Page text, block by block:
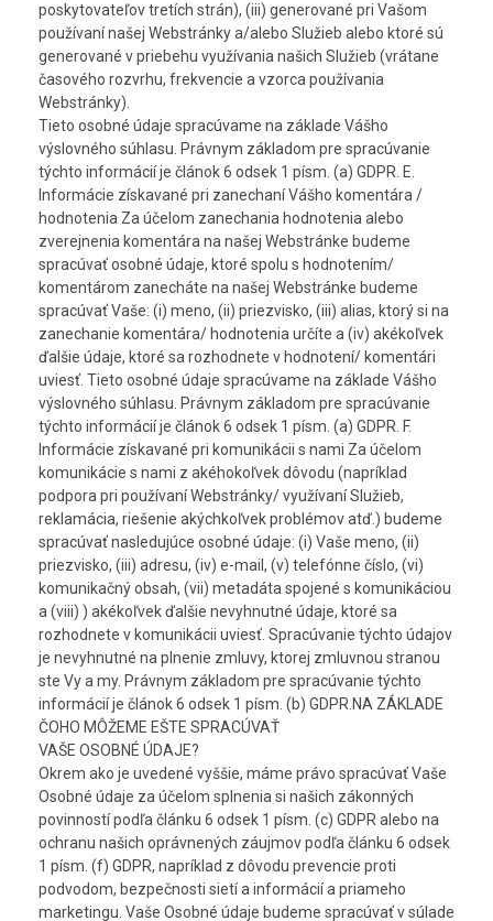
poskytovateľov tretích strán), (iii) generované pri Vašom
používaní našej Webstránky a/alebo Služieb alebo ktoré sú
generované v priebehu využívania našich Služieb (vrátane
časového rozvrhu, frekvencie a vzorca používania
Webstránky).
Tieto osobné údaje spracúvame na základe Vášho
výslovného súhlasu. Právnym základom pre spracúvanie
týchto informácií je článok 6 odsek 1 písm. (a) GDPR. E.
Informácie získavané pri zanechaní Vášho komentára /
hodnotenia Za účelom zanechania hodnotenia alebo
zverejnenia komentára na našej Webstránke budeme
spracúvať osobné údaje, ktoré spolu s hodnotením/
komentárom zanecháte na našej Webstránke budeme
spracúvať Vaše: (i) meno, (ii) priezvisko, (iii) alias, ktorý si na
zanechanie komentára/ hodnotenia určíte a (iv) akékoľvek
ďalšie údaje, ktoré sa rozhodnete v hodnotení/ komentári
uviesť. Tieto osobné údaje spracúvame na základe Vášho
výslovného súhlasu. Právnym základom pre spracúvanie
týchto informácií je článok 6 odsek 1 písm. (a) GDPR. F.
Informácie získavané pri komunikácii s nami Za účelom
komunikácie s nami z akéhokoľvek dôvodu (napríklad
podpora pri používaní Webstránky/ využívaní Služieb,
reklamácia, riešenie akýchkoľvek problémov atď.) budeme
spracúvať nasledujúce osobné údaje: (i) Vaše meno, (ii)
priezvisko, (iii) adresu, (iv) e-mail, (v) telefónne číslo, (vi)
komunikačný obsah, (vii) metadáta spojené s komunikáciou
a (viii) ) akékoľvek ďalšie nevyhnutné údaje, ktoré sa
rozhodnete v komunikácii uviesť. Spracúvanie týchto údajov
je nevyhnutné na plnenie zmluvy, ktorej zmluvnou stranou
ste Vy a my. Právnym základom pre spracúvanie týchto
informácií je článok 6 odsek 1 písm. (b) GDPR.NA ZÁKLADE
ČOHO MÔŽEME EŠTE SPRACÚVAŤ
VAŠE OSOBNÉ ÚDAJE?
Okrem ako je uvedené vyššie, máme právo spracúvať Vaše
Osobné údaje za účelom splnenia si našich zákonných
povinností podľa článku 6 odsek 1 písm. (c) GDPR alebo na
ochranu našich oprávnených záujmov podľa článku 6 odsek
1 písm. (f) GDPR, napríklad z dôvodu prevencie proti
podvodom, bezpečnosti sietí a informácií a priameho
marketingu. Vaše Osobné údaje budeme spracúvať v súlade